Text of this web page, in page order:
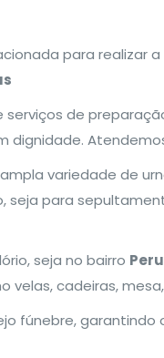
para
serviços de
dignidade.
variedade de
para
seja no bairro
cadeiras,
fúnebre,